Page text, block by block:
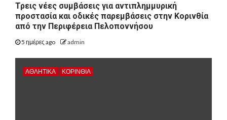
Τρεις νέες συμβάσεις για αντιπλημμυρική
προστασία και οδικές παρεμβάσεις στην Κορινθία
από την Περιφέρεια Πελοποννήσου
5 ημέρες ago admin
ΑΘΛΗΤΙΚΑ ΚΟΡΙΝΘΊΑ